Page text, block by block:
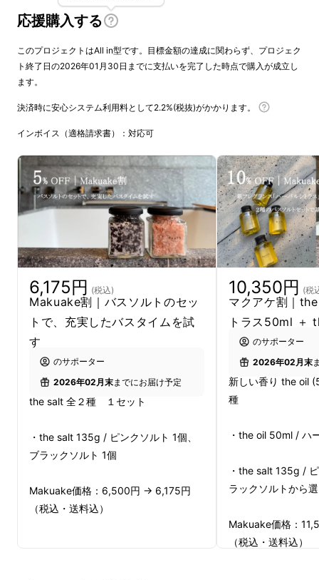
世界遺産の島・五島の恵みが息づく、極上バス
タイムへ
五島海塩バスソルトで極上のひととき、新フレ
グランスオイルで全身を潤す
＿＿＿＿＿＿＿＿＿＿＿＿＿＿＿＿＿＿＿＿＿
＿＿＿＿＿＿＿＿＿＿＿＿＿＿＿＿
｜なぜ、今、バスタイムにこだわ
るのか？
新宿御苑のヘアサロン｜√5 SHINJYUKU｜代
前回、Makuakeにて多くの方に応援購入いた
だき、目標達成率113%を記録したマルチオイ
応援購入する
このプロジェクトはAll in型です。目標金額の達成に関わらず、プロジェク
ト終了日の2026年01月30日までに支払いを完了した時点で購入が成立し
ます。
決済時に安心システム利用料として2.2%(税抜)がかかります。
インボイス（適格請求書）：対応可
6,175円 (税込)
Makuake割｜バスソルトのセッ
トで、充実したバスタイムを試
す
のサポーター
2026年02月末までにお届け予定
the salt 全２種 １セット
・the salt 135g / ピンクソルト 1個、
ブラックソルト 1個
Makuake価格：6,500円 → 6,175円
（税込・送料込）
10,350円 (税
マクアケ割｜
トラス50ml ＋
のサポーター
2026年02月末
新しい香り the oil
種
・the oil 50ml / ハ
・the salt 135g /
ラックソルトから
Makuake価格：
（税込・送料込）